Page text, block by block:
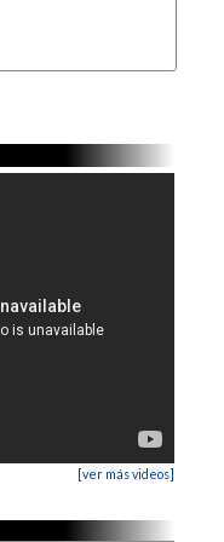
[ver más videos]